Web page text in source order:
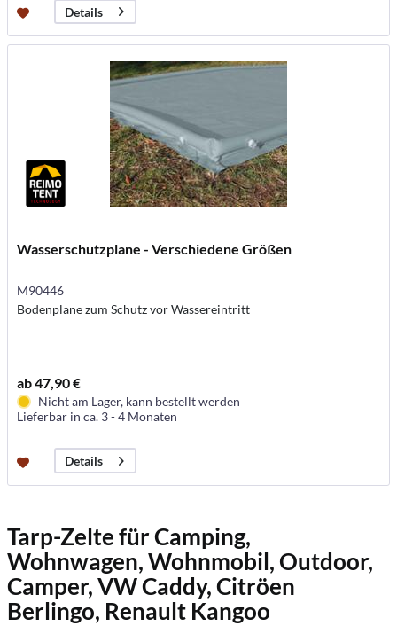
Details
Wasserschutzplane - Verschiedene Größen
M90446
Bodenplane zum Schutz vor Wassereintritt
ab 47,90 €
Nicht am Lager, kann bestellt werden
Lieferbar in ca. 3 - 4 Monaten
Details
Tarp-Zelte für Camping,
Wohnwagen, Wohnmobil, Outdoor,
Camper, VW Caddy, Citröen
Berlingo, Renault Kangoo